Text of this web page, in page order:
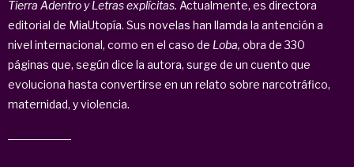
Tierra Adentro y Letras explícitas. Actualmente, es directora
editorial de MiaUtopía. Sus novelas han llamda la antención a
nivel internacional, como en el caso de Loba, obra de 330
páginas que, según dice la autora, surge de un cuento que
evoluciona hasta convertirse en un relato sobre narcotráfico,
maternidad, y violencia.